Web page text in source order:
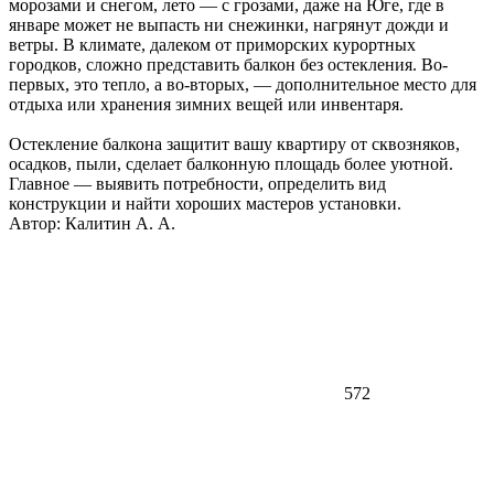
морозами и снегом, лето — с грозами, даже на Юге, где в
январе может не выпасть ни снежинки, нагрянут дожди и
ветры. В климате, далеком от приморских курортных
городков, сложно представить балкон без остекления. Во-
первых, это тепло, а во-вторых, — дополнительное место для
отдыха или хранения зимних вещей или инвентаря.
Остекление балкона защитит вашу квартиру от сквозняков,
осадков, пыли, сделает балконную площадь более уютной.
Главное — выявить потребности, определить вид
конструкции и найти хороших мастеров установки.
Автор: Калитин А. А.
572